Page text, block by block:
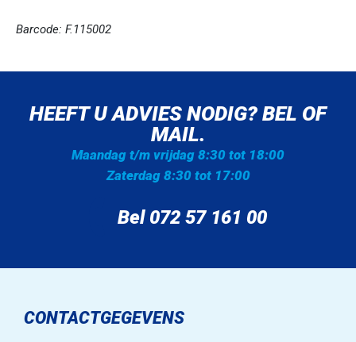
Barcode: F.115002
HEEFT U ADVIES NODIG? BEL OF
MAIL.
Maandag t/m vrijdag 8:30 tot 18:00
Zaterdag 8:30 tot 17:00
Bel 072 57 161 00
CONTACTGEGEVENS